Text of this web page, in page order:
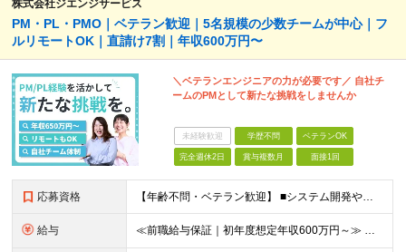
株式会社ジエンジサービス
PM・PL・PMO｜ベテラン歓迎｜5名規模の少数チームが中心｜フ
ルリモートOK｜直請け7割｜年収600万円〜
＼ベテランエンジニアの力が必要です／ 自社チ
ームのPMとして新たな挑戦をしませんか
未経験歓迎 学歴不問 ベテランOK
完全週休2日 賞与複数月 面接1回
応募資格 【年齢不問・ベテラン歓迎】 ■システム開発やインフラの実務経験をお持ちの方（言語・工程・年数不問） ■学歴不問 ≪こんな方はぜひご応募ください≫ □SE経験を積んだがリーダー・PLのポジションがない
給与 ≪前職給与保証｜初年度想定年収600万円～≫ 月給45万円以上＋決算賞与＋交通費 ※スキル・経験を考慮の上、優遇します ※上記月給には固定残業代月20時間分(5万1000円以上)を含みます。超過し